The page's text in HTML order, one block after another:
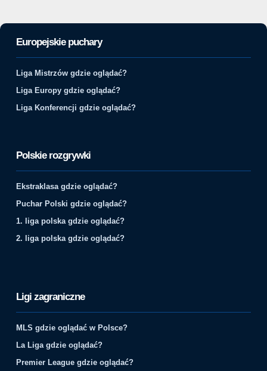
Europejskie puchary
Liga Mistrzów gdzie oglądać?
Liga Europy gdzie oglądać?
Liga Konferencji gdzie oglądać?
Polskie rozgrywki
Ekstraklasa gdzie oglądać?
Puchar Polski gdzie oglądać?
1. liga polska gdzie oglądać?
2. liga polska gdzie oglądać?
Ligi zagraniczne
MLS gdzie oglądać w Polsce?
La Liga gdzie oglądać?
Premier League gdzie oglądać?